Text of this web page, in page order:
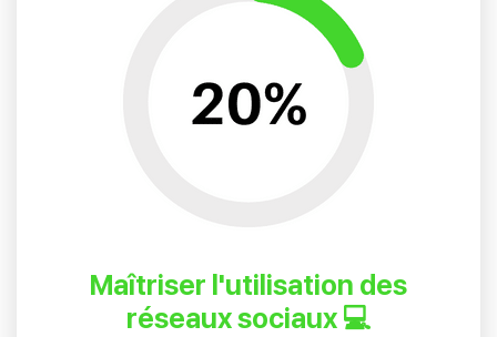
Maîtriser l'utilisation des
réseaux sociaux 💻